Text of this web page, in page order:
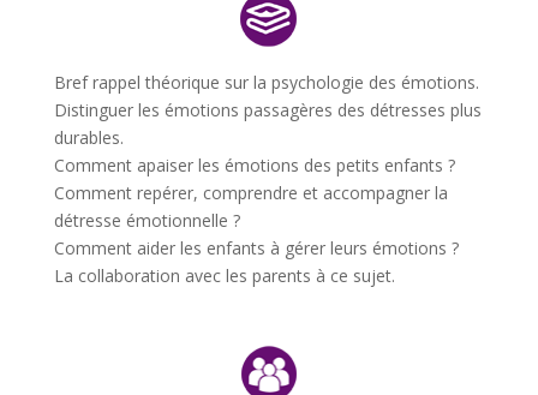
Bref rappel théorique sur la psychologie des émotions.
Distinguer les émotions passagères des détresses plus
durables.
Comment apaiser les émotions des petits enfants ?
Comment repérer, comprendre et accompagner la
détresse émotionnelle ?
Comment aider les enfants à gérer leurs émotions ?
La collaboration avec les parents à ce sujet.